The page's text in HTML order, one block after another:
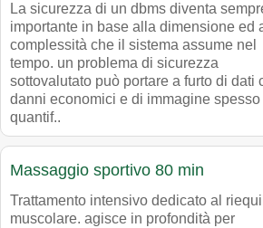
La sicurezza di un dbms diventa
importante in base alla dimensione ed
complessità che il sistema assume nel
tempo. un problema di sicurezza
sottovalutato può portare a furto di dati
danni economici e di immagine spesso
quantif..
Massaggio sportivo 80 min
Trattamento intensivo dedicato al
muscolare. agisce in profondità per